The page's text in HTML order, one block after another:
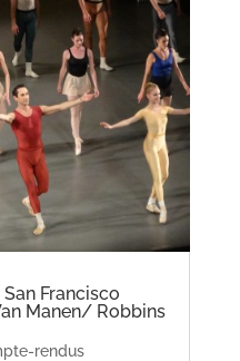
Francisco
Manen/ Robbins
rendus